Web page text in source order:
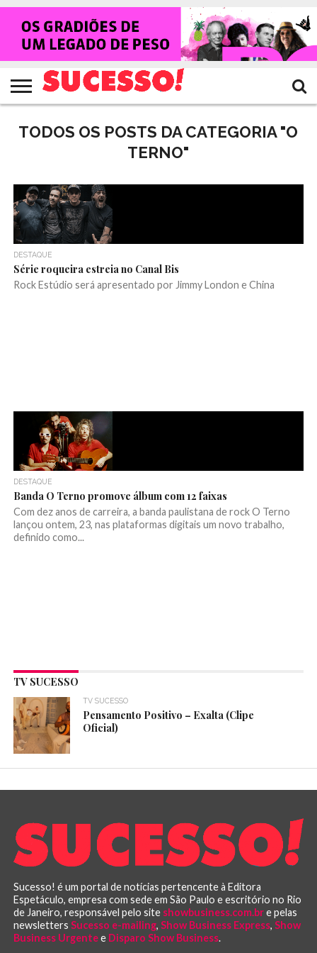
HOME
NOTÍCIAS
SHOWS
ENTREVISTAS
CLIQUES
RANKING
CROWLEY
TV
SUCESSO!
REVISTA
SUCESSO!
TODOS OS POSTS DA CATEGORIA "O
TERNO"
DESTAQUE
Série roqueira estreia no Canal Bis
Rock Estúdio será apresentado por Jimmy London e China
DESTAQUE
Banda O Terno promove álbum com 12 faixas
Com dez anos de carreira, a banda paulistana de rock O Terno
lançou ontem, 23, nas plataformas digitais um novo trabalho,
definido como...
TV SUCESSO
TV SUCESSO
Pensamento Positivo – Exalta (Clipe
Oficial)
Sucesso! é um portal de notícias pertencente à Editora
Espetáculo, empresa com sede em São Paulo e escritório no Rio
de Janeiro, responsável pelo site showbusiness.com.bre pelas
newsletters Sucesso e-mailing, Show Business Express, Show
Business Urgentee Disparo Show Business.